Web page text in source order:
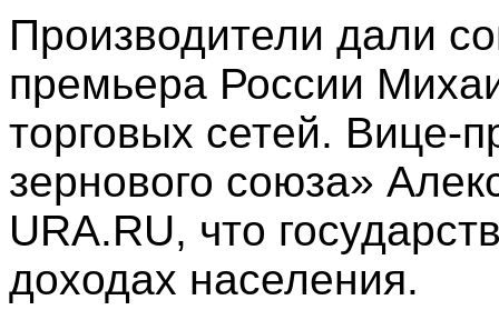
Производители дали
премьера России
торговых сетей. Вице-
зернового союза»
URA.RU, что
доходах населения.